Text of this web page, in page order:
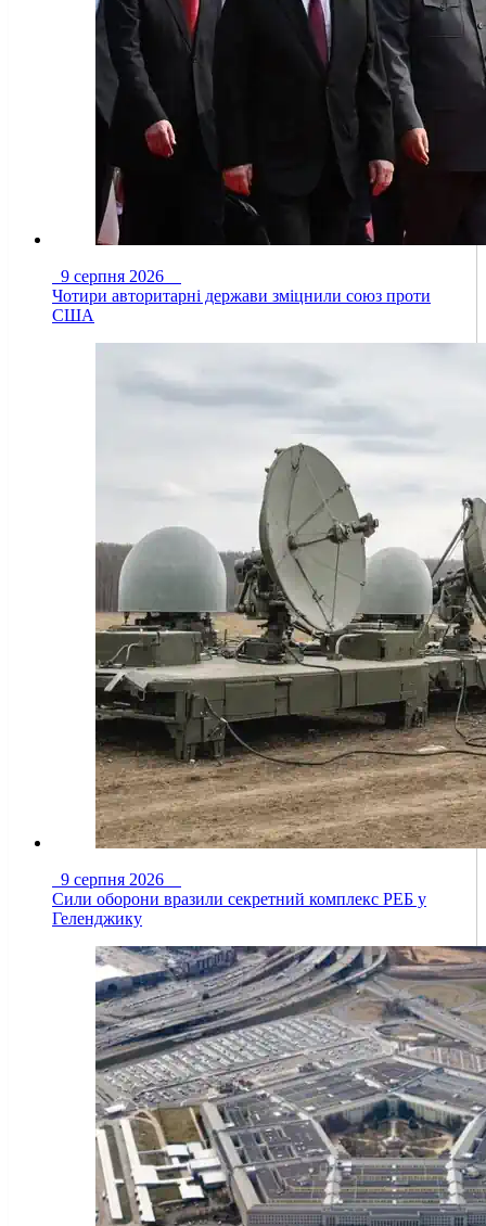
9 серпня 2026
Чотири авторитарні держави зміцнили союз проти
США
9 серпня 2026
Сили оборони вразили секретний комплекс РЕБ у
Геленджику